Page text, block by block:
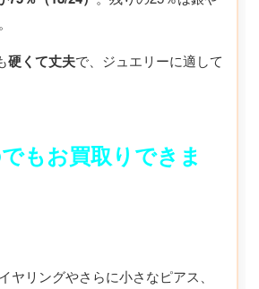
硬くて丈夫で、ジュエリーに適して
もお買取りできま
ヤリングやさらに小さなピアス、